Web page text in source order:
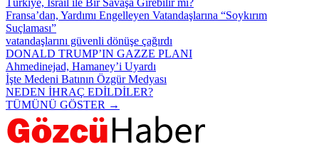
Türkiye, İsrail ile Bir Savaşa Girebilir mi?
Fransa’dan, Yardımı Engelleyen Vatandaşlarına “Soykırım
Suçlaması”
vatandaşlarını güvenli dönüşe çağırdı
DONALD TRUMP’IN GAZZE PLANI
Ahmedinejad, Hamaney’i Uyardı
İşte Medeni Batının Özgür Medyası
NEDEN İHRAÇ EDİLDİLER?
TÜMÜNÜ GÖSTER →